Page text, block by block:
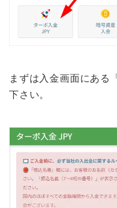
まずは入金画面にある「
下さい。